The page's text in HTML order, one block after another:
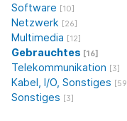
Software [10]
Netzwerk [26]
Multimedia [12]
Gebrauchtes [16]
Telekommunikation [3]
Kabel, I/O, Sonstiges [59]
Sonstiges [3]